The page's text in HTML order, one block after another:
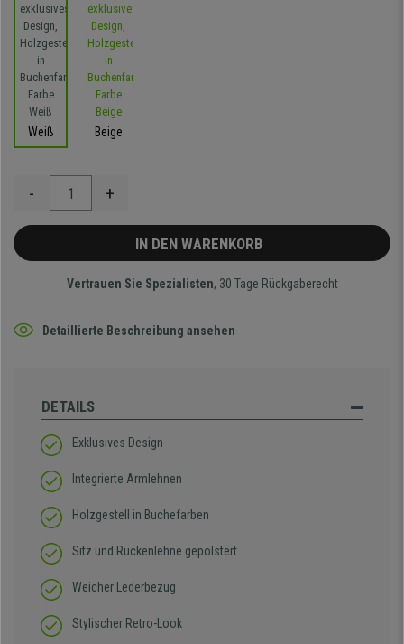
Weiß Beige
- +
IN DEN WARENKORB
Vertrauen Sie Spezialisten, 30 Tage Rückgaberecht
Detaillierte Beschreibung ansehen
DETAILS
Exklusives Design
Integrierte Armlehnen
Holzgestell in Buchefarben
Sitz und Rückenlehne gepolstert
Weicher Lederbezug
Stylischer Retro-Look